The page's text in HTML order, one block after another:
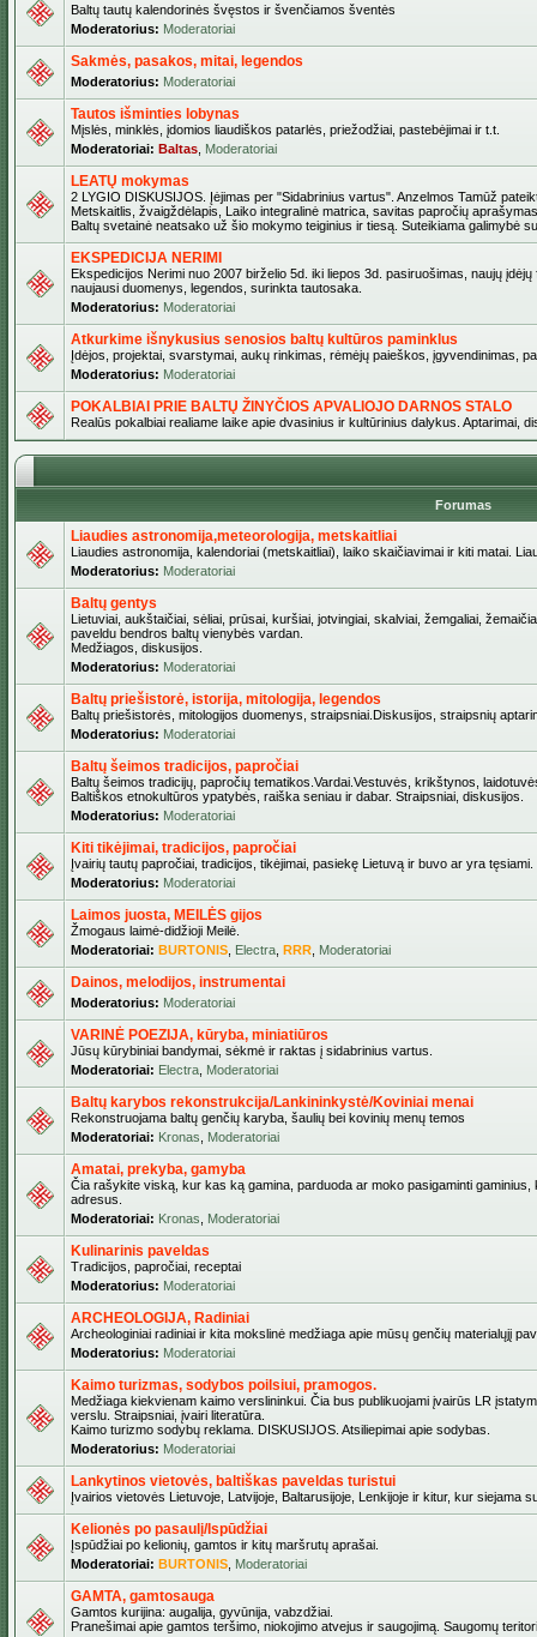
Baltų tautų kalendorinės švęstos ir švenčiamos šventės
Moderatorius: Moderatoriai
Sakmės, pasakos, mitai, legendos
Moderatorius: Moderatoriai
Tautos išminties lobynas
Mįslės, minklės, įdomios liaudiškos patarlės, priežodžiai, pastebėjimai ir t.t.
Moderatoriai: Baltas Moderatoriai
LEATŲ mokymas
2 LYGIO DISKUSIJOS. Įėjimas per "Sidabrinius vartus". Anzelmos Tamūž
Metskaitlis, žvaigždėlapis, Laiko integralinė matrica, savitas papročių
Baltų svetainė neatsako už šio mokymo teiginius ir tiesą. Suteikiama galimybė
EKSPEDICIJA NERIMI
Ekspedicijos Nerimi nuo 2007 birželio 5d. iki liepos 3d. pasiruošimas, naujų
naujausi duomenys, legendos, surinkta tautosaka.
Moderatorius: Moderatoriai
Atkurkime išnykusius senosios baltų kultūros paminklus
Įdėjos, projektai, svarstymai, aukų rinkimas, rėmėjų paieškos, įgyvendinimas,
Moderatorius: Moderatoriai
POKALBIAI PRIE BALTŲ ŽINYČIOS APVALIOJO DARNOS STALO
Realūs pokalbiai realiame laike apie dvasinius ir kultūrinius dalykus. Aptarimai,
Forumas
Liaudies astronomija,meteorologija, metskaitliai
Liaudies astronomija, kalendoriai (metskaitliai), laiko skaičiavimai ir kiti matai.
Moderatorius: Moderatoriai
Baltų gentys
Lietuviai, aukštaičiai, sėliai, prūsai, kuršiai, jotvingiai, skalviai, žemgaliai,
paveldu bendros baltų vienybės vardan.
Medžiagos, diskusijos.
Moderatorius: Moderatoriai
Baltų priešistorė, istorija, mitologija, legendos
Baltų priešistorės, mitologijos duomenys, straipsniai.Diskusijos, straipsnių
Moderatorius: Moderatoriai
Baltų šeimos tradicijos, papročiai
Baltų šeimos tradicijų, papročių tematikos.Vardai.Vestuvės, krikštynos,
Baltiškos etnokultūros ypatybės, raiška seniau ir dabar. Straipsniai, diskusijos.
Moderatorius: Moderatoriai
Kiti tikėjimai, tradicijos, papročiai
Įvairių tautų papročiai, tradicijos, tikėjimai, pasiekę Lietuvą ir buvo ar yra tęsiami.
Moderatorius: Moderatoriai
Laimos juosta, MEILĖS gijos
Žmogaus laimė-didžioji Meilė.
Moderatoriai: BURTONIS Electra RRR Moderatoriai
Dainos, melodijos, instrumentai
Moderatorius: Moderatoriai
VARINĖ POEZIJA, kūryba, miniatiūros
Jūsų kūrybiniai bandymai, sėkmė ir raktas į sidabrinius vartus.
Moderatoriai: Electra Moderatoriai
Baltų karybos rekonstrukcija/Lankininkystė/Koviniai menai
Rekonstruojama baltų genčių karyba, šaulių bei kovinių menų temos
Moderatoriai: Kronas Moderatoriai
Amatai, prekyba, gamyba
Čia rašykite viską, kur kas ką gamina, parduoda ar moko pasigaminti
adresus.
Moderatoriai: Kronas Moderatoriai
Kulinarinis paveldas
Tradicijos, papročiai, receptai
Moderatorius: Moderatoriai
ARCHEOLOGIJA, Radiniai
Archeologiniai radiniai ir kita mokslinė medžiaga apie mūsų genčių materialųjį
Moderatorius: Moderatoriai
Kaimo turizmas, sodybos poilsiui, pramogos.
Medžiaga kiekvienam kaimo verslininkui. Čia bus publikuojami įvairūs LR
verslu. Straipsniai, įvairi literatūra.
Kaimo turizmo sodybų reklama. DISKUSIJOS. Atsiliepimai apie sodybas.
Moderatorius: Moderatoriai
Lankytinos vietovės, baltiškas paveldas turistui
Įvairios vietovės Lietuvoje, Latvijoje, Baltarusijoje, Lenkijoje ir kitur, kur siejama
Kelionės po pasaulį/Ispūdžiai
Įspūdžiai po kelionių, gamtos ir kitų maršrutų aprašai.
Moderatoriai: BURTONIS Moderatoriai
GAMTA, gamtosauga
Gamtos kurijina: augalija, gyvūnija, vabzdžiai.
Pranešimai apie gamtos teršimo, niokojimo atvejus ir saugojimą. Saugomų